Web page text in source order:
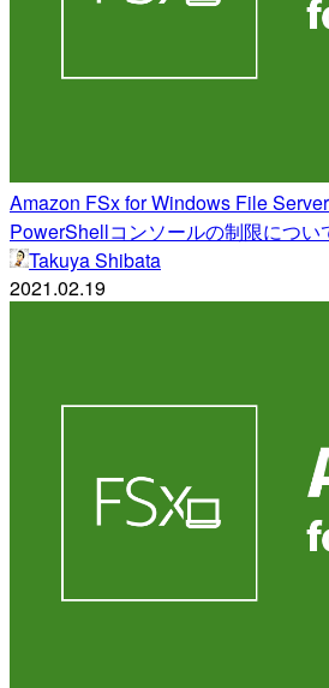
Amazon FSx for Windows File
PowerShellコンソールの制限につい
Takuya Shibata
2021.02.19